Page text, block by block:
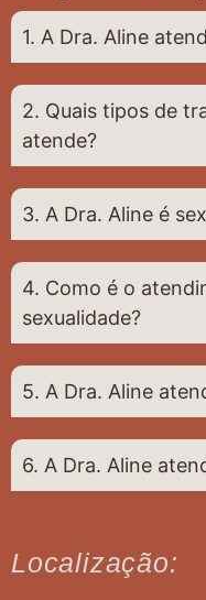
1. A Dra. Aline
2. Quais tipos de
atende?
3. A Dra. Aline é
4. Como é o
sexualidade?
5. A Dra. Aline
6. A Dra. Aline
Localização: